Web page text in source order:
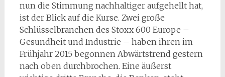
nun die Stimmung nachhaltiger aufgehellt hat,
ist der Blick auf die Kurse. Zwei große
Schlüsselbranchen des Stoxx 600 Europe –
Gesundheit und Industrie – haben ihren im
Frühjahr 2015 begonnen Abwärtstrend gestern
nach oben durchbrochen. Eine äußerst